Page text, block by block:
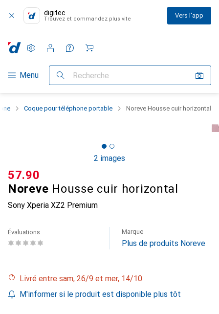
digitec
Trouvez et commandez plus vite Vers l'app
Navigation par catégorie
Menu Recherche
Paramètres
Compte client
Listes de comparaison
Listes d'envies
Panier
Coque pour téléphone portable Noreve Housse cuir horizontal
2 images
Noreve Housse cuir horizontal
Sony Xperia XZ2 Premium
CHF
57.90
Évaluations Marque
Plus de produits Noreve
Livré entre sam, 26/9 et mer, 14/10
M'informer si le produit est disponible plus tôt